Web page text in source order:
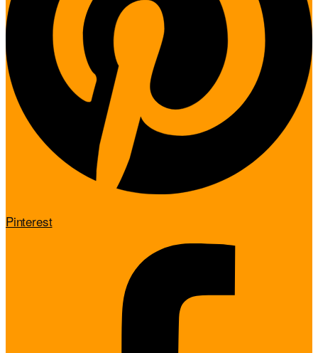
Pinterest